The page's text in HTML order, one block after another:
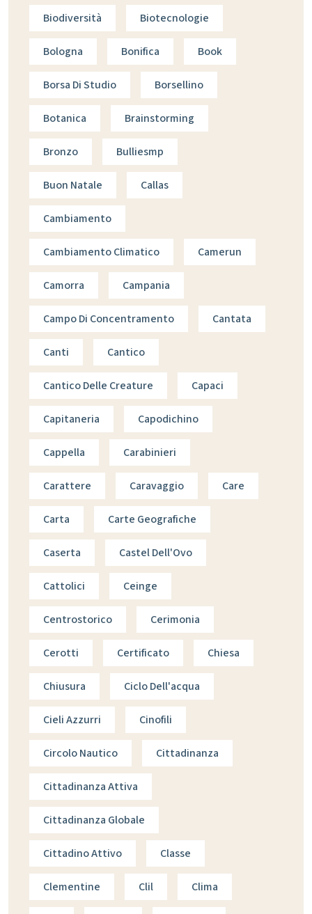
Biodiversità Biotecnologie
Bologna Bonifica Book
Borsa Di Studio Borsellino
Botanica Brainstorming
Bronzo Bulliesmp
Buon Natale Callas
Cambiamento
Cambiamento Climatico Camerun
Camorra Campania
Campo Di Concentramento Cantata
Canti Cantico
Cantico Delle Creature Capaci
Capitaneria Capodichino
Cappella Carabinieri
Carattere Caravaggio Care
Carta Carte Geografiche
Caserta Castel Dell'Ovo
Cattolici Ceinge
Centrostorico Cerimonia
Cerotti Certificato Chiesa
Chiusura Ciclo Dell'acqua
Cieli Azzurri Cinofili
Circolo Nautico Cittadinanza
Cittadinanza Attiva
Cittadinanza Globale
Cittadino Attivo Classe
Clementine Clil Clima